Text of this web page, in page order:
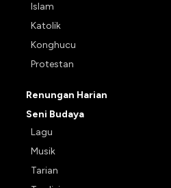
Islam
Katolik
Konghucu
Protestan
Renungan Harian
Seni Budaya
Lagu
Musik
Tarian